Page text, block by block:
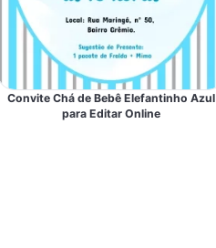
Convite Chá de Bebê Elefantinho Azul
para Editar Online